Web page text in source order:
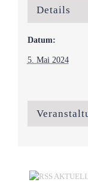
Details
Datum:
5. Mai 2024